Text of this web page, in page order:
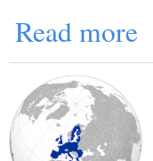
Read more